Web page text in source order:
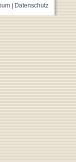
| Datenschutz